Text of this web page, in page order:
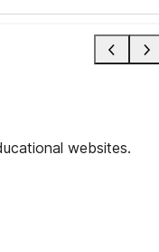
websites.